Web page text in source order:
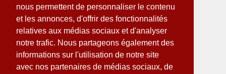
nous permettent de personnaliser le contenu
et les annonces, d'offrir des fonctionnalités
relatives aux médias sociaux et d'analyser
notre trafic. Nous partageons également des
informations sur l'utilisation de notre site
avec nos partenaires de médias sociaux, de